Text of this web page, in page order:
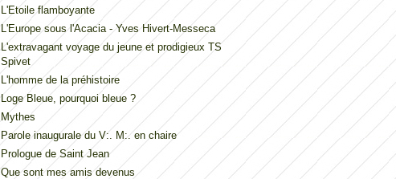
L'Etoile flamboyante
L'Europe sous l'Acacia - Yves Hivert-Messeca
L'extravagant voyage du jeune et prodigieux TS
Spivet
L'homme de la préhistoire
Loge Bleue, pourquoi bleue ?
Mythes
Parole inaugurale du V:. M:. en chaire
Prologue de Saint Jean
Que sont mes amis devenus